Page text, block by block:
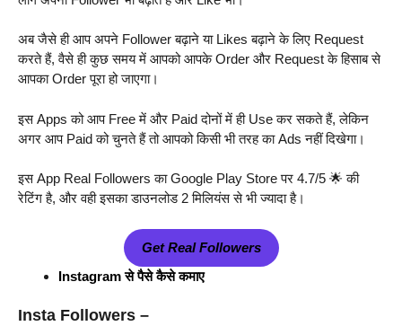
अब जैसे ही आप अपने Follower बढ़ाने या Likes बढ़ाने के लिए Request
करते हैं, वैसे ही कुछ समय में आपको आपके Order और Request के हिसाब से
आपका Order पूरा हो जाएगा।
इस Apps को आप Free में और Paid दोनों में ही Use कर सकते हैं, लेकिन
अगर आप Paid को चुनते हैं तो आपको किसी भी तरह का Ads नहीं दिखेगा।
इस App Real Followers का Google Play Store पर 4.7/5 🌟 की
रेटिंग है, और वही इसका डाउनलोड 2 मिलियंस से भी ज्यादा है।
Get Real Followers
Instagram से पैसे कैसे कमाए
Insta Followers –